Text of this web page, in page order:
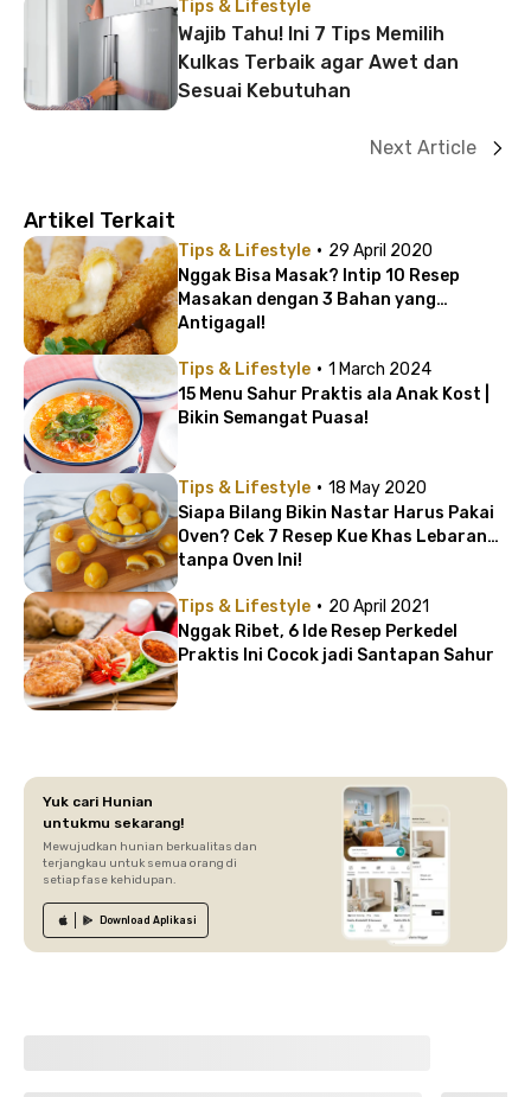
Tips & Lifestyle
Wajib Tahu! Ini 7 Tips Memilih
Kulkas Terbaik agar Awet dan
Sesuai Kebutuhan
Next Article
Artikel Terkait
Tips & Lifestyle · 29 April 2020
Nggak Bisa Masak? Intip 10 Resep
Masakan dengan 3 Bahan yang
Antigagal!
Tips & Lifestyle · 1 March 2024
15 Menu Sahur Praktis ala Anak Kost |
Bikin Semangat Puasa!
Tips & Lifestyle · 18 May 2020
Siapa Bilang Bikin Nastar Harus Pakai
Oven? Cek 7 Resep Kue Khas Lebaran
tanpa Oven Ini!
Tips & Lifestyle · 20 April 2021
Nggak Ribet, 6 Ide Resep Perkedel
Praktis Ini Cocok jadi Santapan Sahur
Yuk cari Hunian
untukmu sekarang!
Mewujudkan hunian berkualitas dan
terjangkau untuk semua orang di
setiap fase kehidupan.
Download Aplikasi